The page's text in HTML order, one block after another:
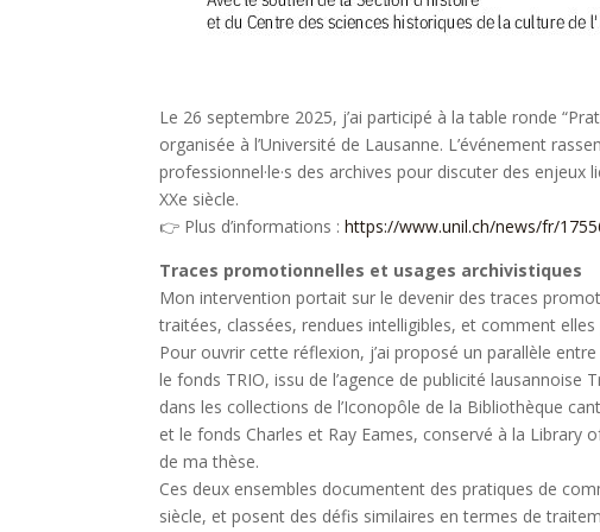
Le 26 septembre 2025, j’ai participé à la table ronde
organisée à l’Université de Lausanne. L’événement
professionnel·le·s des archives pour discuter des
XXe siècle.
👉 Plus d’informations :https://www.unil.ch/news/fr/
Traces promotionnelles et usages archivistiques
Mon intervention portait sur le devenir des traces
traitées, classées, rendues intelligibles, et comment
Pour ouvrir cette réflexion, j’ai proposé un parallèle entre
le fonds TRIO, issu de l’agence de publicité
dans les collections de l’Iconopôle de la Bibliothèque
et le fonds Charles et Ray Eames, conservé à la Library
de ma thèse.
Ces deux ensembles documentent des pratiques de
siècle, et posent des défis similaires en termes de